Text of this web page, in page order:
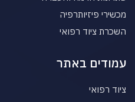
מכשירי פיזיותרפיה
השכרת ציוד רפואי
עמודים באתר
ציוד רפואי